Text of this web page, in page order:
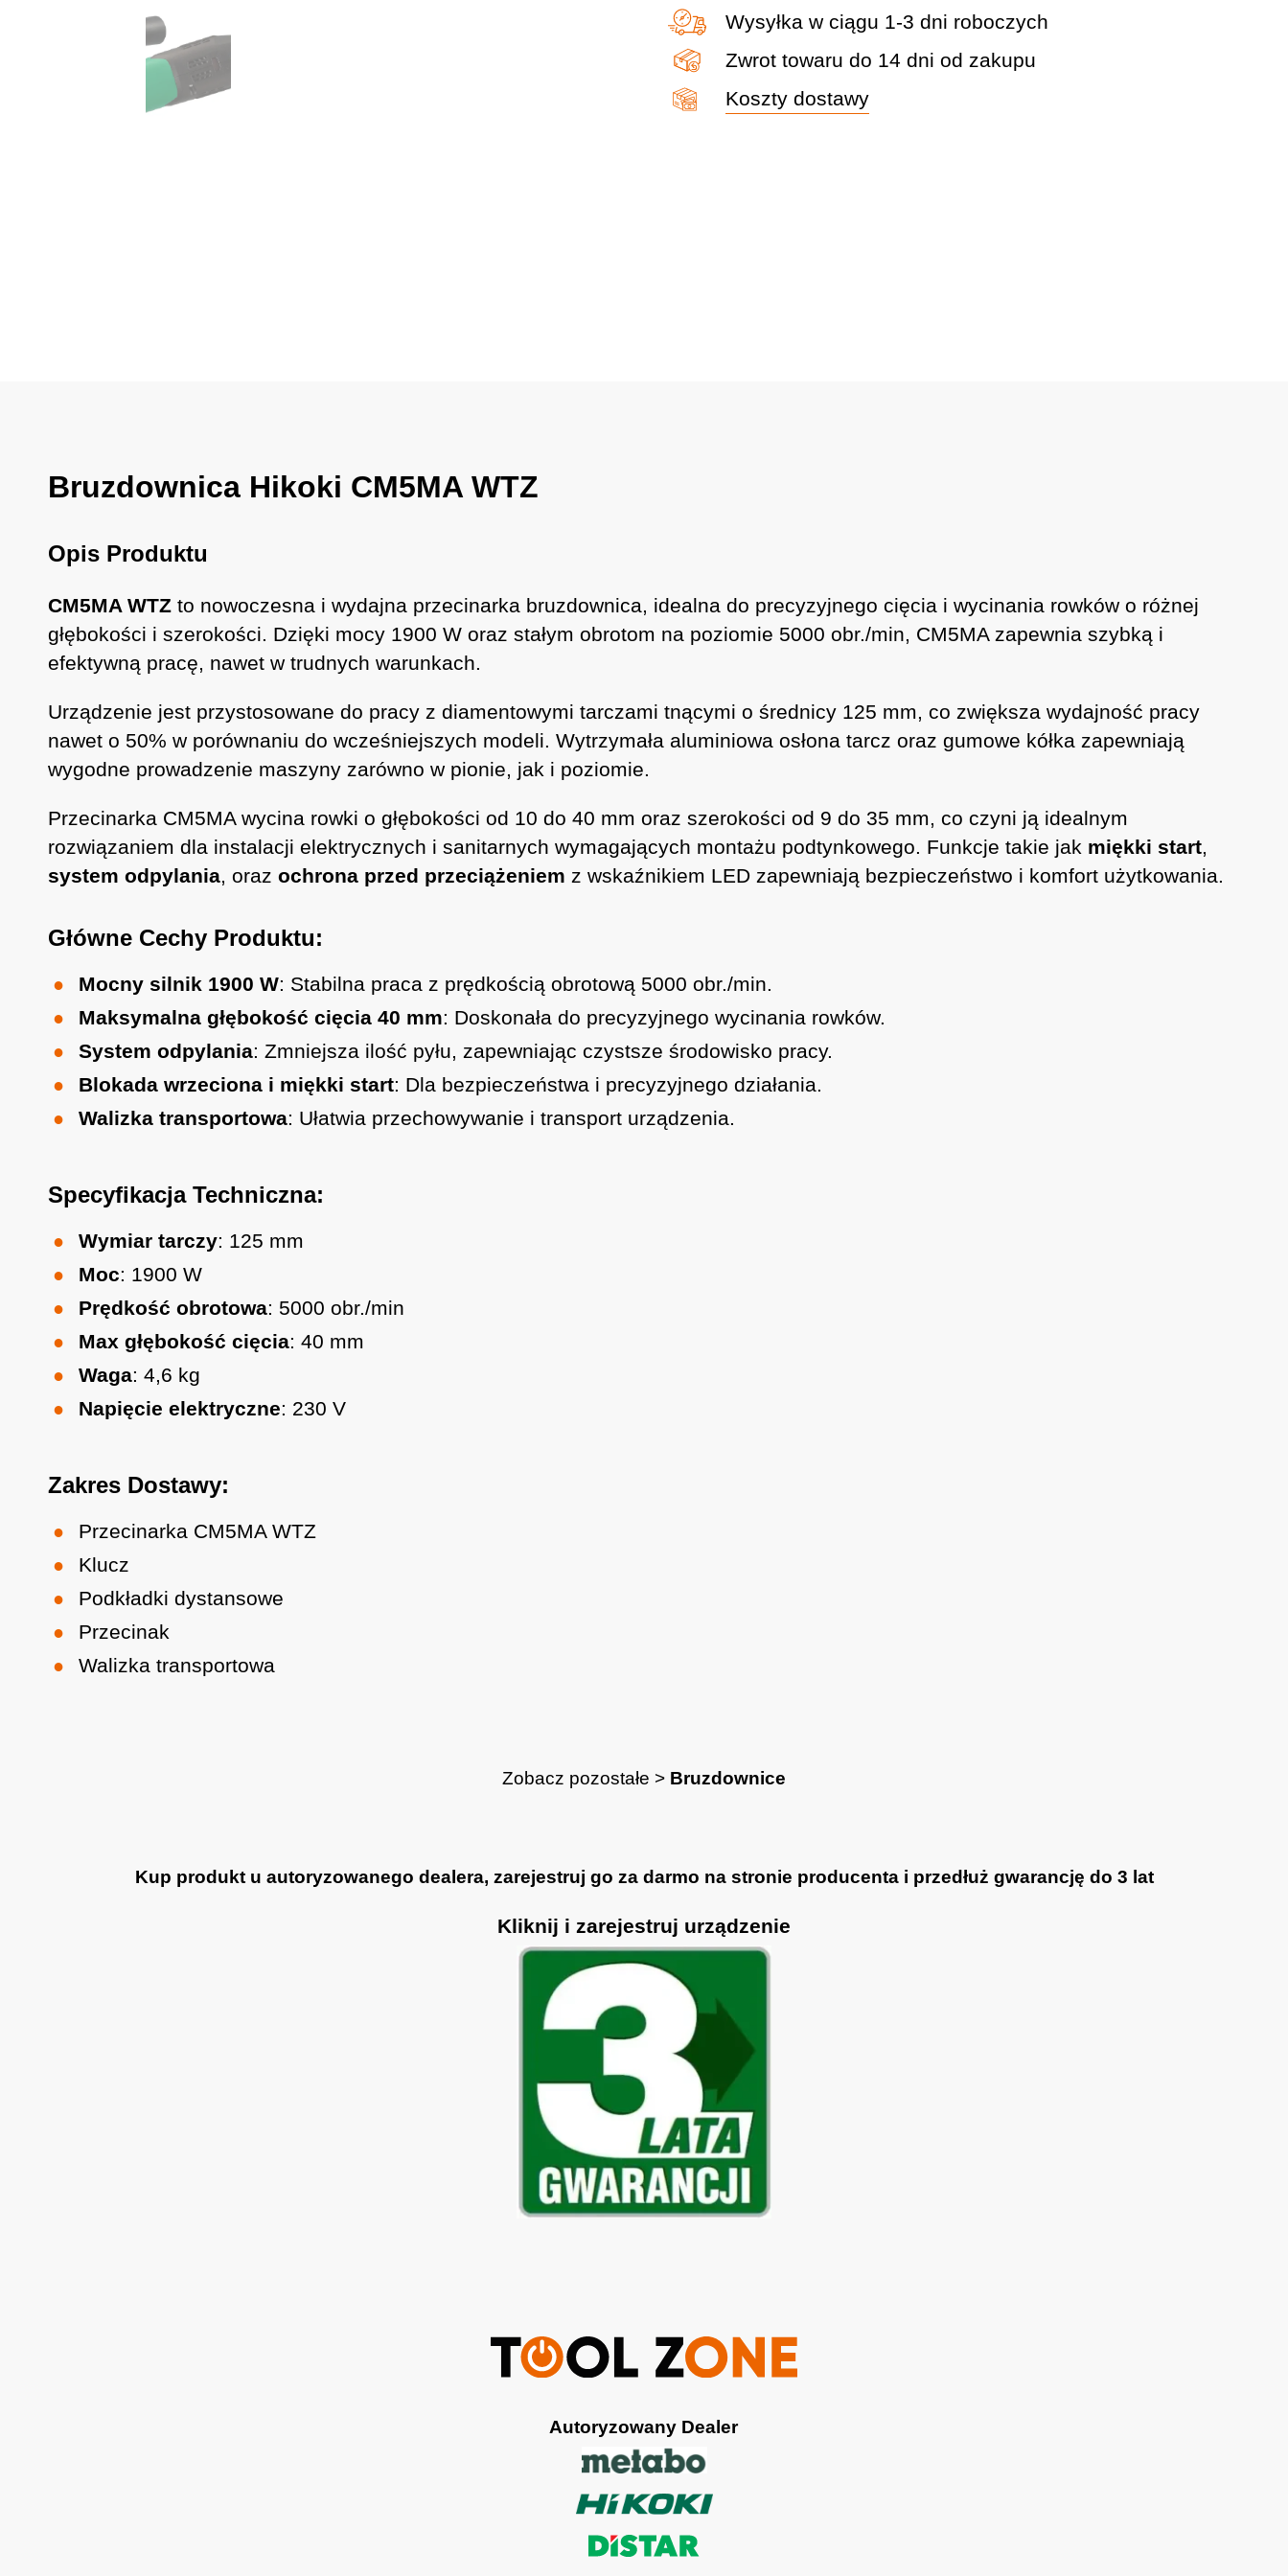
Wysyłka w ciągu 1-3 dni roboczych
Zwrot towaru do 14 dni od zakupu
Koszty dostawy
Bruzdownica Hikoki CM5MA WTZ
Opis Produktu
CM5MA WTZ to nowoczesna i wydajna przecinarka bruzdownica, idealna do precyzyjnego cięcia i wycinania rowków o różnej
głębokości i szerokości. Dzięki mocy 1900 W oraz stałym obrotom na poziomie 5000 obr./min, CM5MA zapewnia szybką i
efektywną pracę, nawet w trudnych warunkach.
Urządzenie jest przystosowane do pracy z diamentowymi tarczami tnącymi o średnicy 125 mm, co zwiększa wydajność pracy
nawet o 50% w porównaniu do wcześniejszych modeli. Wytrzymała aluminiowa osłona tarcz oraz gumowe kółka zapewniają
wygodne prowadzenie maszyny zarówno w pionie, jak i poziomie.
Przecinarka CM5MA wycina rowki o głębokości od 10 do 40 mm oraz szerokości od 9 do 35 mm, co czyni ją idealnym
rozwiązaniem dla instalacji elektrycznych i sanitarnych wymagających montażu podtynkowego. Funkcje takie jak miękki start,
system odpylania, oraz ochrona przed przeciążeniem z wskaźnikiem LED zapewniają bezpieczeństwo i komfort użytkowania.
Główne Cechy Produktu:
Mocny silnik 1900 W: Stabilna praca z prędkością obrotową 5000 obr./min.
Maksymalna głębokość cięcia 40 mm: Doskonała do precyzyjnego wycinania rowków.
System odpylania: Zmniejsza ilość pyłu, zapewniając czystsze środowisko pracy.
Blokada wrzeciona i miękki start: Dla bezpieczeństwa i precyzyjnego działania.
Walizka transportowa: Ułatwia przechowywanie i transport urządzenia.
Specyfikacja Techniczna:
Wymiar tarczy: 125 mm
Moc: 1900 W
Prędkość obrotowa: 5000 obr./min
Max głębokość cięcia: 40 mm
Waga: 4,6 kg
Napięcie elektryczne: 230 V
Zakres Dostawy:
Przecinarka CM5MA WTZ
Klucz
Podkładki dystansowe
Przecinak
Walizka transportowa
Zobacz pozostałe > Bruzdownice
Kup produkt u autoryzowanego dealera, zarejestruj go za darmo na stronie producenta i przedłuż gwarancję do 3 lat
Kliknij i zarejestruj urządzenie
Autoryzowany Dealer